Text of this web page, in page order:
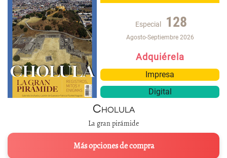
Especial 128
Agosto-Septiembre 2026
Adquiérela
Impresa
Digital
Cholula
La gran pirámide
Más opciones de compra